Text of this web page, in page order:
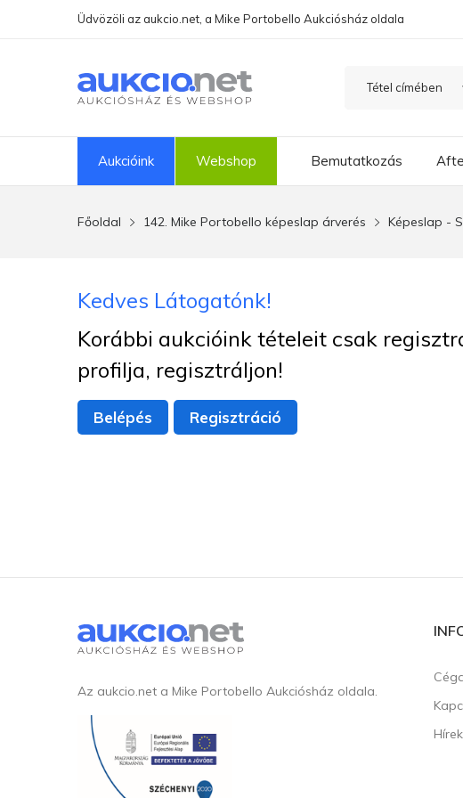
Üdvözöli az aukcio.net, a Mike Portobello Aukciósház oldala
Aukcióink Webshop Bemutatkozás
Főoldal 142. Mike Portobello képeslap árverés Képeslap -
Kedves Látogatónk!
Korábbi aukcióink tételeit csak
profilja, regisztráljon!
Belépés Regisztráció
Az aukcio.net a Mike Portobello Aukciósház oldala.
Hírek